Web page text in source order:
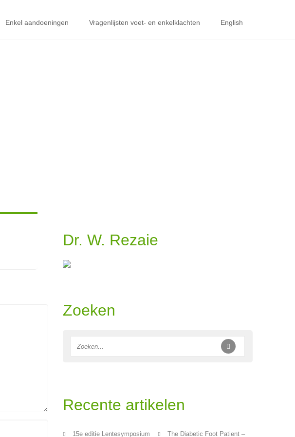
Enkel aandoeningen Vragenlijsten voet- en enkelklachten English
Dr. W. Rezaie
Zoeken
Recente artikelen
15e editie Lentesymposium The Diabetic Foot Patient –